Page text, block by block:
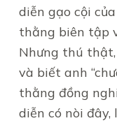
diễn gạo cội
thằng biên tập
Nhưng thú
và biết anh
thằng đồng
diễn có nòi